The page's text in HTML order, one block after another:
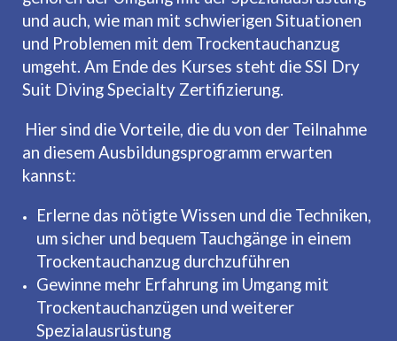
und auch, wie man mit schwierigen Situationen
und Problemen mit dem Trockentauchanzug
umgeht. Am Ende des Kurses steht die SSI Dry
Suit Diving Specialty Zertifizierung.
Hier sind die Vorteile, die du von der Teilnahme
an diesem Ausbildungsprogramm erwarten
kannst:
Erlerne das nötigte Wissen und die Techniken,
um sicher und bequem Tauchgänge in einem
Trockentauchanzug durchzuführen
Gewinne mehr Erfahrung im Umgang mit
Trockentauchanzügen und weiterer
Spezialausrüstung